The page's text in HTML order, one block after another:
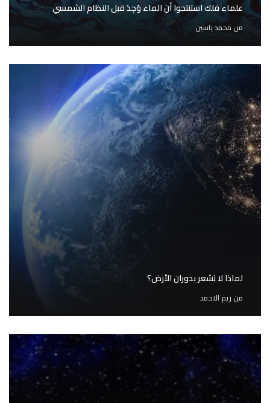
علماء فلك استنتجوا أن الماء وُجِدَ قبل النظام الشمسي
من محمد ياسين
لماذا لا نشعر بدوران الأرض؟
من ريم الاحمد